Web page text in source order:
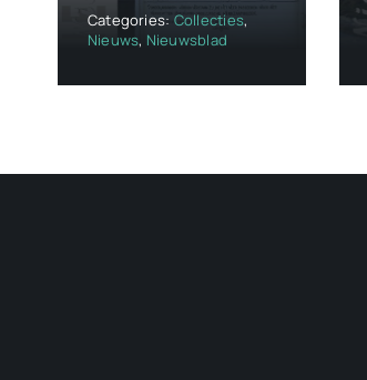
Categories: Collecties,
Nieuws, Nieuwsblad